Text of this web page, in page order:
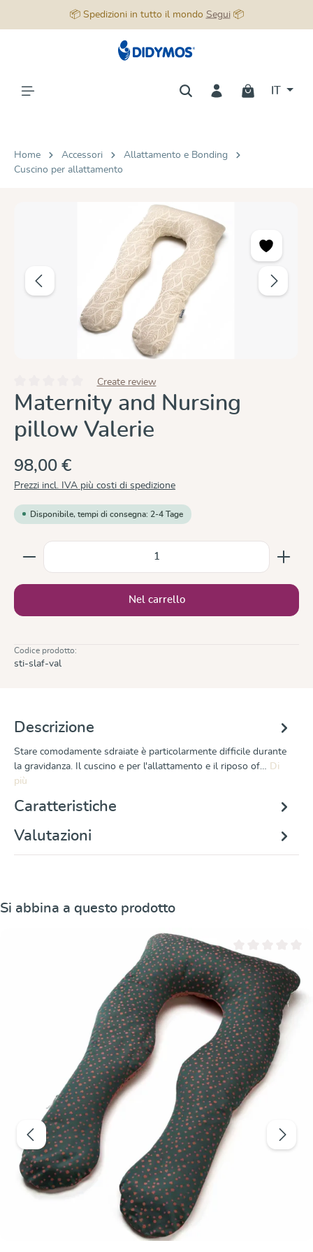
📦 Spedizioni in tutto il mondo Segui📦
Home Accessori
Allattamento e Bonding
Cuscino per allattamento
Valutazione media di 0 su 5 stelle
Create review
Maternity and Nursing
pillow Valerie
98,00 €
Prezzi incl. IVA più costi di spedizione
Disponibile, tempi di consegna: 2-4 Tage
Quantità del prodotto: inserisci la quantità
Nel carrello
Codice prodotto:
sti-slaf-val
Descrizione
Stare comodamente sdraiate è particolarmente difficile durante
la gravidanza. Il cuscino e per l'allattamento e il riposo of… Di
più
Caratteristiche
Valutazioni
Salta la galleria dei prodotti
Si abbina a questo prodotto
Valutazione